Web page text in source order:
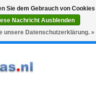
0 Artikel - €0,00
Sie dem Gebrauch von Cookies
Nachricht Ausblenden
unsere Datenschutzerklärung. »